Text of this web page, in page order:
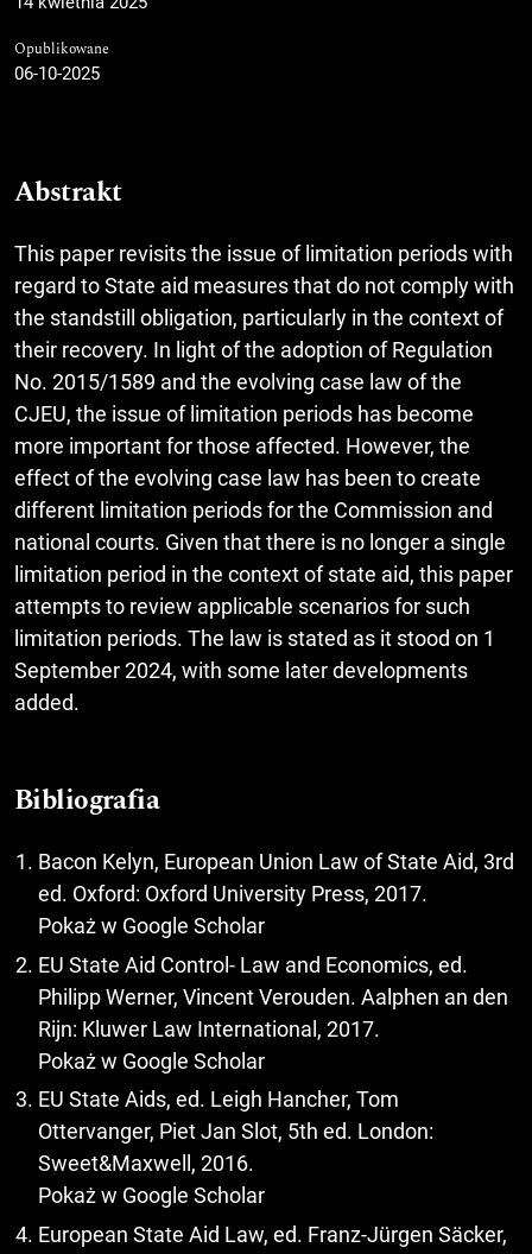
Opublikowane
06-10-2025
Abstrakt
This paper revisits the issue of limitation periods with
regard to State aid measures that do not comply with
the standstill obligation, particularly in the context of
their recovery. In light of the adoption of Regulation
No. 2015/1589 and the evolving case law of the
CJEU, the issue of limitation periods has become
more important for those affected. However, the
effect of the evolving case law has been to create
different limitation periods for the Commission and
national courts. Given that there is no longer a single
limitation period in the context of state aid, this paper
attempts to review applicable scenarios for such
limitation periods. The law is stated as it stood on 1
September 2024, with some later developments
added.
Bibliografia
Bacon Kelyn, European Union Law of State Aid, 3rd
ed. Oxford: Oxford University Press, 2017.
Pokaż w Google Scholar
EU State Aid Control- Law and Economics, ed.
Philipp Werner, Vincent Verouden. Aalphen an den
Rijn: Kluwer Law International, 2017.
Pokaż w Google Scholar
EU State Aids, ed. Leigh Hancher, Tom
Ottervanger, Piet Jan Slot, 5th ed. London:
Sweet&Maxwell, 2016.
Pokaż w Google Scholar
European State Aid Law, ed. Franz-Jürgen Säcker,